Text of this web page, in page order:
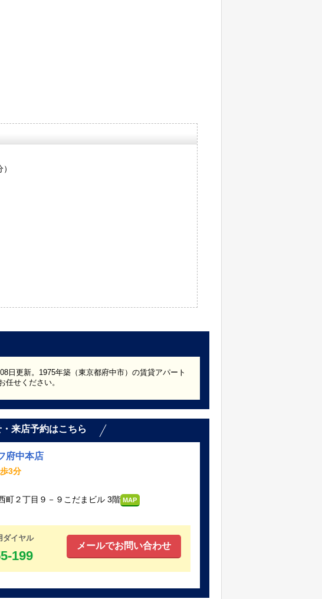
日更新。1975年築（東京都府中市）の賃貸アパート
任せください。
来店予約はこちら
府中本店
3分
町２丁目９－９こだまビル 3階 MAP
ダイヤル
199
メールでお問い合わせ